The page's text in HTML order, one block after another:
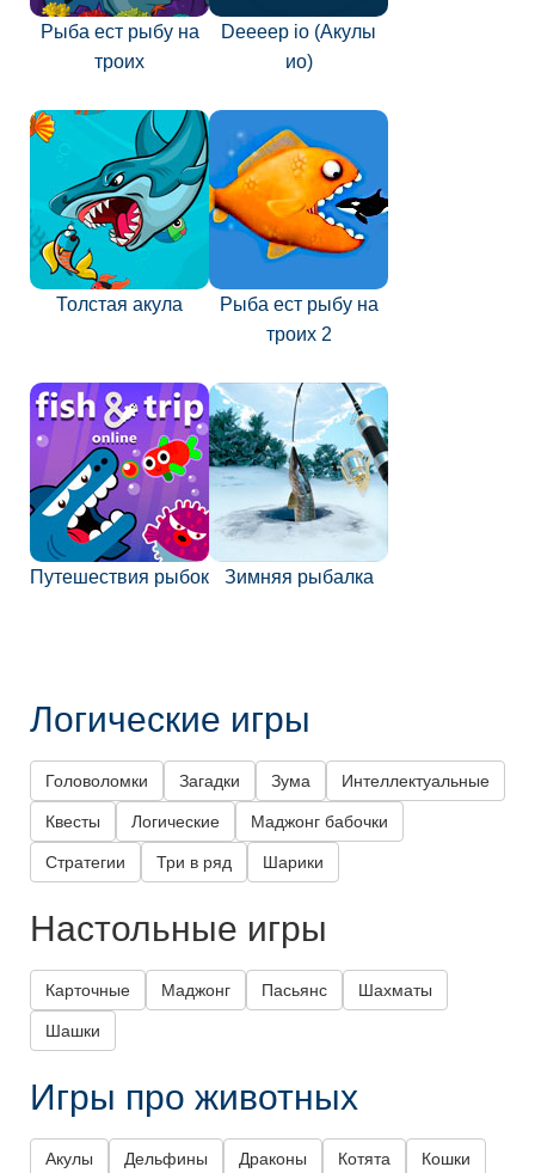
Рыба ест рыбу на
троих
Deeeep io (Акулы
ио)
Толстая акула
Рыба ест рыбу на
троих 2
Путешествия рыбок Зимняя рыбалка
Логические игры
Головоломки Загадки Зума Интеллектуальные
Квесты Логические Маджонг бабочки
Стратегии Три в ряд Шарики
Настольные игры
Карточные Маджонг Пасьянс Шахматы
Шашки
Игры про животных
Акулы Дельфины Драконы Котята Кошки